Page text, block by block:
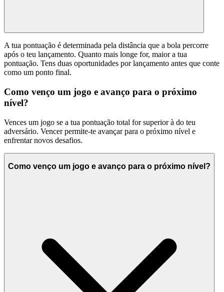
A tua pontuação é determinada pela distância que a bola percorre
após o teu lançamento. Quanto mais longe for, maior a tua
pontuação. Tens duas oportunidades por lançamento antes que conte
como um ponto final.
Como venço um jogo e avanço para o próximo
nível?
Vences um jogo se a tua pontuação total for superior à do teu
adversário. Vencer permite-te avançar para o próximo nível e
enfrentar novos desafios.
Como venço um jogo e avanço para o próximo nível?